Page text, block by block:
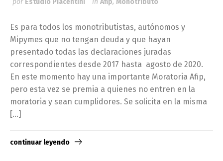
Es para todos los monotributistas, autónomos y
Mipymes que no tengan deuda y que hayan
presentado todas las declaraciones juradas
correspondientes desde 2017 hasta agosto de 2020.
En este momento hay una importante Moratoria Afip,
pero esta vez se premia a quienes no entren en la
moratoria y sean cumplidores. Se solicita en la misma
[…]
continuar leyendo